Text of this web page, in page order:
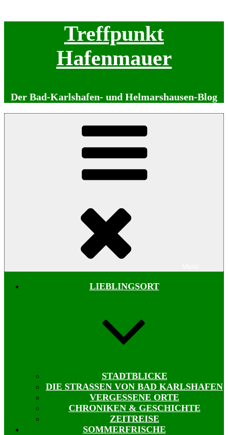
Treffpunkt
Hafenmauer
Der Bad-Karlshafen- und Helmarshausen-Blog
LIEBLINGSORT
STADTBLICKE
DIE STRASSEN VON BAD KARLSHAFEN
VERGESSENE ORTE
CHRONIKEN & GESCHICHTE
ZEITREISE
SOMMERFRISCHE